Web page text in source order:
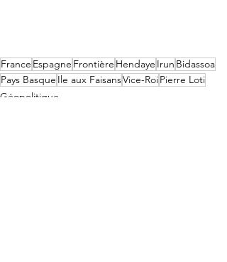
France Espagne Frontière Hendaye Irun Bidassoa
Pays Basque Ile aux FaisansVice-RoiPierre Loti
Géopolitique